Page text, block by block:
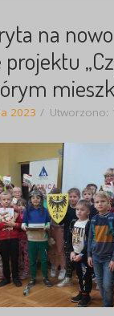
na
2023 Utworzono: